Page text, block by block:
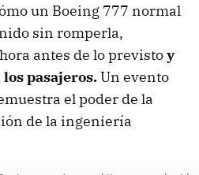
un Boeing 777 normal
sin romperla,
antes de lo previstoy
pasajeros.Un evento
el poder de la
de la ingeniería